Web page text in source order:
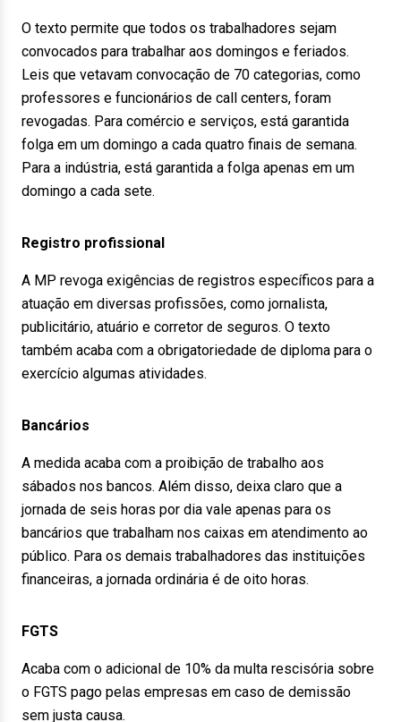
O texto permite que todos os trabalhadores sejam
convocados para trabalhar aos domingos e feriados.
Leis que vetavam convocação de 70 categorias, como
professores e funcionários de call centers, foram
revogadas. Para comércio e serviços, está garantida
folga em um domingo a cada quatro finais de semana.
Para a indústria, está garantida a folga apenas em um
domingo a cada sete.
Registro profissional
A MP revoga exigências de registros específicos para a
atuação em diversas profissões, como jornalista,
publicitário, atuário e corretor de seguros. O texto
também acaba com a obrigatoriedade de diploma para o
exercício algumas atividades.
Bancários
A medida acaba com a proibição de trabalho aos
sábados nos bancos. Além disso, deixa claro que a
jornada de seis horas por dia vale apenas para os
bancários que trabalham nos caixas em atendimento ao
público. Para os demais trabalhadores das instituições
financeiras, a jornada ordinária é de oito horas.
FGTS
Acaba com o adicional de 10% da multa rescisória sobre
o FGTS pago pelas empresas em caso de demissão
sem justa causa.